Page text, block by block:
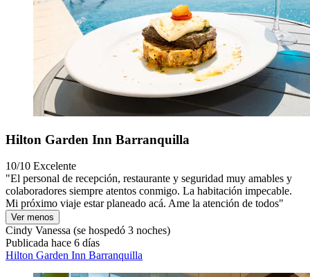
Hilton Garden Inn Barranquilla
10/10 Excelente
"El personal de recepción, restaurante y seguridad muy amables y
colaboradores siempre atentos conmigo. La habitación impecable.
Mi próximo viaje estar planeado acá. Ame la atención de todos"
Ver menos
Cindy Vanessa (se hospedó 3 noches)
Publicada hace 6 días
Hilton Garden Inn Barranquilla